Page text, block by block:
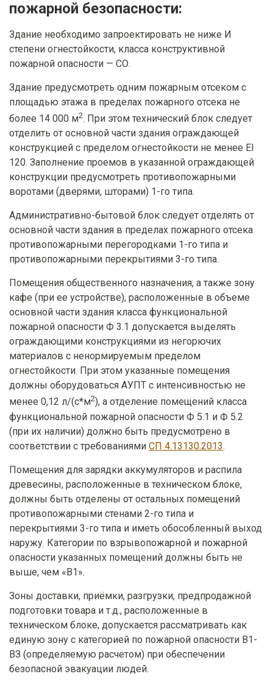
пожарной безопасности:
Здание необходимо запроектировать не ниже И
степени огнестойкости, класса конструктивной
пожарной опасности — СО.
Здание предусмотреть одним пожарным отсеком с
площадью этажа в пределах пожарного отсека не
более 14 000 м2. При этом технический блок следует
отделить от основной части здания ограждающей
конструкцией с пределом огнестойкости не менее EI
120. Заполнение проемов в указанной ограждающей
конструкции предусмотреть противопожарными
воротами (дверями, шторами) 1-го типа.
Административно-бытовой блок следует отделять от
основной части здания в пределах пожарного отсека
противопожарными перегородками 1-го типа и
противопожарными перекрытиями 3-го типа.
Помещения общественного назначения, а также зону
кафе (при ее устройстве), расположенные в объеме
основной части здания класса функциональной
пожарной опасности Ф 3.1 допускается выделять
ограждающими конструкциями из негорючих
материалов с ненормируемым пределом
огнестойкости. При этом указанные помещения
должны оборудоваться АУПТ с интенсивностью не
менее 0,12 л/(с*м2), а отделение помещений класса
функциональной пожарной опасности Ф 5.1 и Ф 5.2
(при их наличии) должно быть предусмотрено в
соответствии с требованиями СП 4.13130.2013.
Помещения для зарядки аккумуляторов и распила
древесины, расположенные в техническом блоке,
должны быть отделены от остальных помещений
противопожарными стенами 2-го типа и
перекрытиями 3-го типа и иметь обособленный выход
наружу. Категории по взрывопожарной и пожарной
опасности указанных помещений должны быть не
выше, чем «В1».
Зоны доставки, приёмки, разгрузки, предпродажной
подготовки товара и т.д., расположенные в
техническом блоке, допускается рассматривать как
единую зону с категорией по пожарной опасности В1-
ВЗ (определяемую расчетом) при обеспечении
безопасной эвакуации людей.